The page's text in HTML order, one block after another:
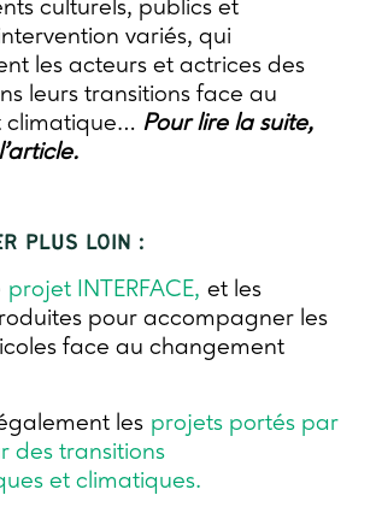
culturels, publics et
variés, qui
les acteurs et actrices des
leurs transitions face au
climatique… Pour lire la suite,
PLUS LOIN :
projet INTERFACE, et les
pour accompagner les
face au changement
les projets portés par
des transitions
et climatiques.